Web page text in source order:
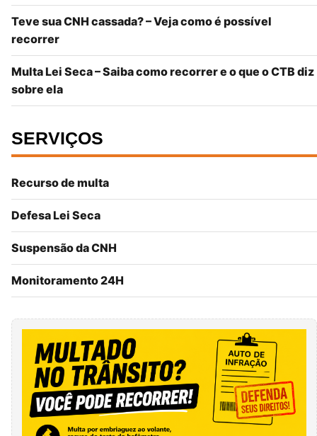
Teve sua CNH cassada? – Veja como é possível
recorrer
Multa Lei Seca – Saiba como recorrer e o que o CTB diz
sobre ela
SERVIÇOS
Recurso de multa
Defesa Lei Seca
Suspensão da CNH
Monitoramento 24H